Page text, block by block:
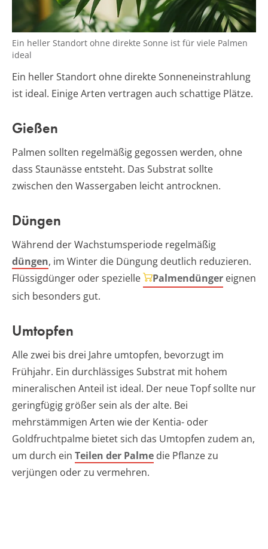
Ein heller Standort ohne direkte Sonne ist für viele Palmen
ideal
Ein heller Standort ohne direkte Sonneneinstrahlung
ist ideal. Einige Arten vertragen auch schattige Plätze.
Gießen
Palmen sollten regelmäßig gegossen werden, ohne
dass Staunässe entsteht. Das Substrat sollte
zwischen den Wassergaben leicht antrocknen.
Düngen
Während der Wachstumsperiode regelmäßig
düngen, im Winter die Düngung deutlich reduzieren.
Flüssigdünger oder spezielle
Palmendünger eignen
sich besonders gut.
Umtopfen
Alle zwei bis drei Jahre umtopfen, bevorzugt im
Frühjahr. Ein durchlässiges Substrat mit hohem
mineralischen Anteil ist ideal. Der neue Topf sollte nur
geringfügig größer sein als der alte. Bei
mehrstämmigen Arten wie der Kentia- oder
Goldfruchtpalme bietet sich das Umtopfen zudem an,
um durch ein Teilen der Palme die Pflanze zu
verjüngen oder zu vermehren.